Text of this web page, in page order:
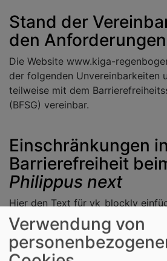
Stand der
den Anforderungen
Die Website www.kiga-
der folgenden Unvereinbarkeiten
teilweise mit dem
(BFSG) vereinbar.
Einschränkungen
Barrierefreiheit
Philippus next
Hier den Text für vk_blockly
Nicht barrierefreie
Verwendung von